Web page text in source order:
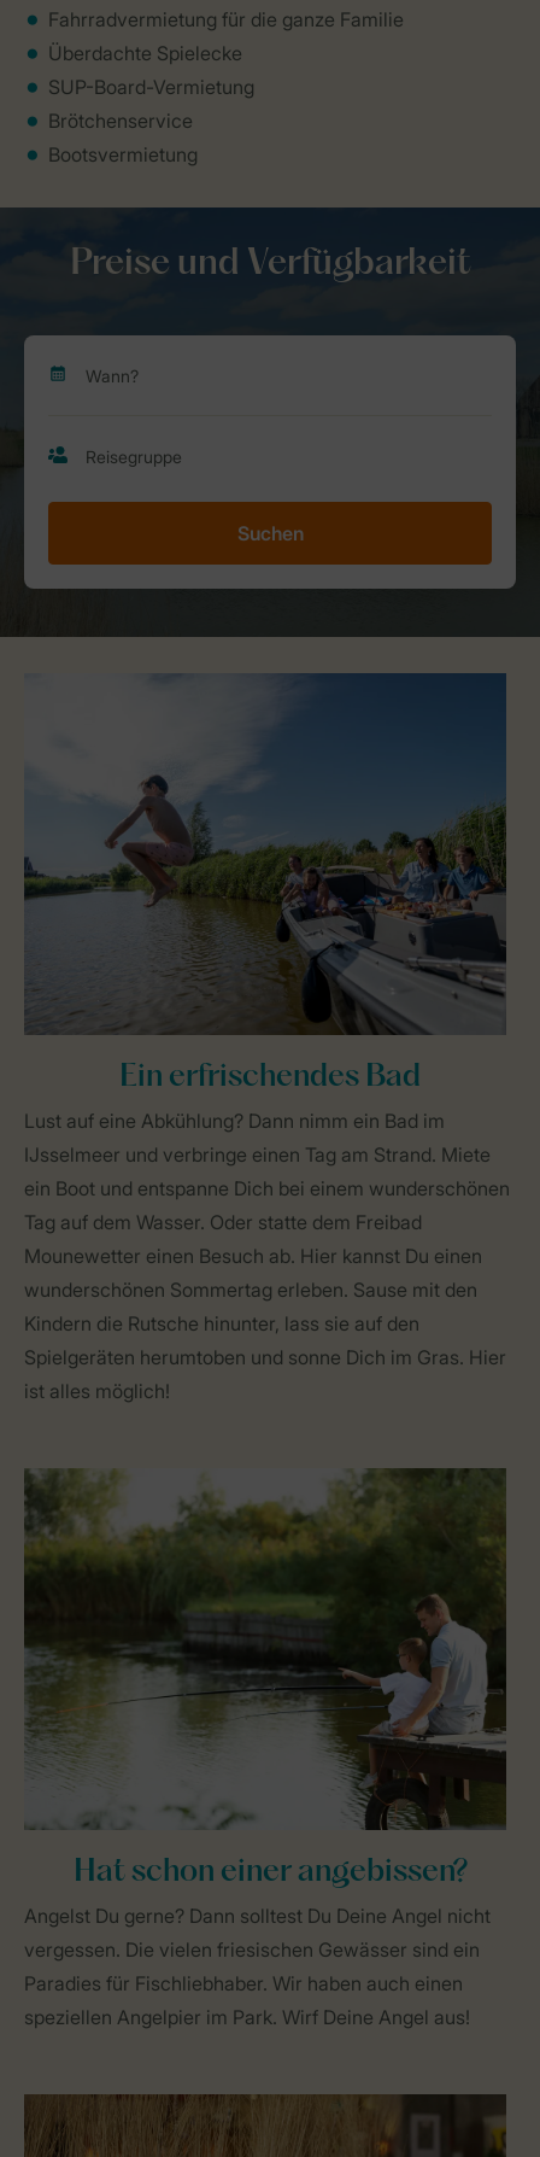
Fahrradvermietung für die ganze Familie
Überdachte Spielecke
SUP-Board-Vermietung
Brötchenservice
Bootsvermietung
Preise und Verfügbarkeit
Suchen
Ein erfrischendes Bad
Lust auf eine Abkühlung? Dann nimm ein Bad im
IJsselmeer und verbringe einen Tag am Strand. Miete
ein Boot und entspanne Dich bei einem wunderschönen
Tag auf dem Wasser. Oder statte dem Freibad
Mounewetter einen Besuch ab. Hier kannst Du einen
wunderschönen Sommertag erleben. Sause mit den
Kindern die Rutsche hinunter, lass sie auf den
Spielgeräten herumtoben und sonne Dich im Gras. Hier
ist alles möglich!
Hat schon einer angebissen?
Angelst Du gerne? Dann solltest Du Deine Angel nicht
vergessen. Die vielen friesischen Gewässer sind ein
Paradies für Fischliebhaber. Wir haben auch einen
speziellen Angelpier im Park. Wirf Deine Angel aus!